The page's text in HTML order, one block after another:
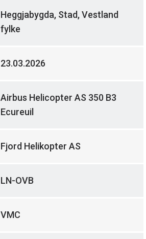
Heggjabygda, Stad, Vestland
fylke
23.03.2026
Airbus Helicopter AS 350 B3
Ecureuil
Fjord Helikopter AS
LN-OVB
VMC